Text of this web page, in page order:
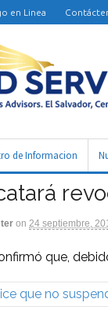
en Linea
de Informacion
on 24 septiembre,
que,